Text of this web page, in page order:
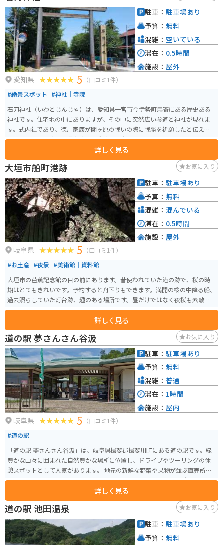
愛知県 5 （口コミ1件）
#絶景スポット #神社｜寺院
石刀神社（いわとじんじゃ）は、愛知県一宮市今伊勢町馬寄にある歴史ある
神社です。住宅地の中にありますが、その中に突然広い参道と神社が現れま
す。式内社であり、徳川家康が関ヶ原の戦いの際に戦勝を祈願したと伝えら
れています。祭神は天照大神、素戔嗚命、大己貴命の三柱を祀っています。石
刀神社は、毎年4月19日に行われる「石刀祭り」で有名です。この祭りでは、
3輌の山車が笛や太鼓のお囃子に合わせて曳かれ、からくり人形が披露されま
す。また、祭りの中心となる「頭人（とうにん）」という伝統的な役割もあ
り、地域の人々にとって重要な行事です。
詳しく見る
駐車： 駐車場あり
予算： 無料
混雑： 空いている
滞在： 0.5時間
施設： 屋外
大垣市船町港跡 お気に入り
岐阜県 5 （口コミ1件）
#お土産 #夜景 #美術館｜資料館
大垣市の芭蕉記念館の目の前にあります。昔使われていた港の跡で、桜の時
期はとてもきれいです。予約すると舟下りもできます。満開の桜の中降る船、
過去照らしていた灯台跡、趣のある場所です。昼だけではなく夜桜も素敵で
す。花見期間中はライトアップされ近所の花見客で賑わいます。
詳しく見る
駐車： 駐車場あり
予算： 無料
混雑： 混んでいる
滞在： 0.5時間
施設： 屋外
道の駅 夢さんさん谷汲 お気に入り
岐阜県 5 （口コミ1件）
#道の駅
「道の駅 夢さんさん谷汲」は、岐阜県揖斐郡揖斐川町にある道の駅です。緑
豊かな山々に囲まれた自然豊かな場所に位置し、ドライブやツーリングの休
憩スポットとして人気があります。 地元の新鮮な野菜や果物が並ぶ直売所
は、お土産探しにも最適です。また、レストランでは、地元の食材をふんだ
んに使った料理を楽しむことができます。特に、揖斐川町の特産品である
「揖斐茶」を使ったスイーツはおすすめです。 バイクで訪れる場合、道の駅
には広々とした駐車場が完備されているので安心です。周辺には、揖斐川沿
いを走る風光明媚な道が多く、ツーリングにも最適なエリアです。道の駅か
ら少し足を延ばせば、歴史ある谷汲山華厳寺を訪れることもできます。 道の
駅 夢さんさん谷汲は、自然と触れ合いながら、地元の美味しいものを楽しめ
詳しく見る
駐車： 駐車場あり
予算： 無料
混雑： 普通
滞在： 1時間
施設： 屋内
道の駅 池田温泉 お気に入り
駐車： 駐車場あり
予算： 無料